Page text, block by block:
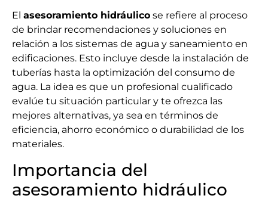
El asesoramiento hidráulico se refiere al proceso
de brindar recomendaciones y soluciones en
relación a los sistemas de agua y saneamiento en
edificaciones. Esto incluye desde la instalación de
tuberías hasta la optimización del consumo de
agua. La idea es que un profesional cualificado
evalúe tu situación particular y te ofrezca las
mejores alternativas, ya sea en términos de
eficiencia, ahorro económico o durabilidad de los
materiales.
Importancia del
asesoramiento hidráulico